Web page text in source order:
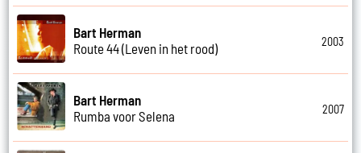
Bart Herman
Route 44 (Leven in het rood)
2003
Bart Herman
Rumba voor Selena
2007